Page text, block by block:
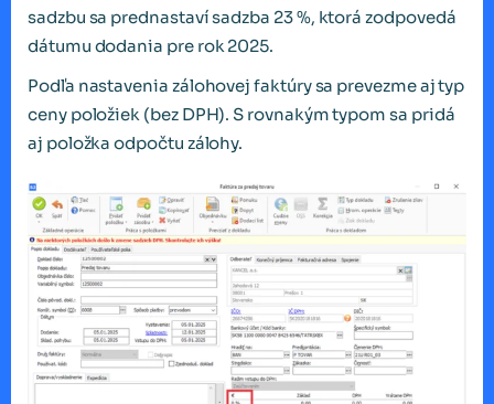
sadzbu sa prednastaví sadzba 23 %, ktorá zodpovedá
dátumu dodania pre rok 2025.
Podľa nastavenia zálohovej faktúry sa prevezme aj typ
ceny položiek (bez DPH). S rovnakým typom sa pridá
aj položka odpočtu zálohy.